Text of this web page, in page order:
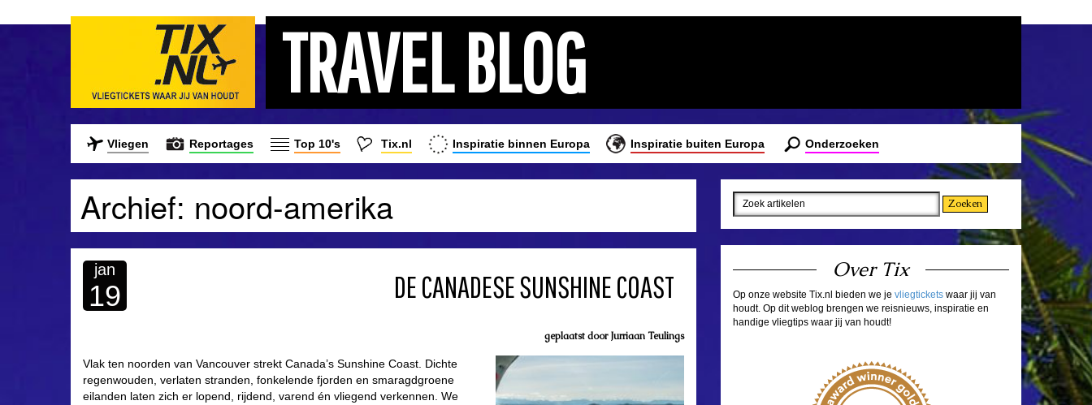
TRAVEL BLOG
Vliegen Reportages Top 10's Tix.nl Inspiratie binnen Europa Inspiratie buiten Europa Onderzoeken
Archief: noord-amerika
jan
19 DE CANADESE SUNSHINE COAST
geplaatst doorJurriaan Teulings
Vlak ten noorden van Vancouver strekt Canada’s Sunshine Coast. Dichte
regenwouden, verlaten stranden, fonkelende fjorden en smaragdgroene
eilanden laten zich er lopend, rijdend, varend én vliegend verkennen. We
Over Tix
Op onze website Tix.nl bieden we je vliegtickets waar jij van
houdt. Op dit weblog brengen we reisnieuws, inspiratie en
handige vliegtips waar jij van houdt!